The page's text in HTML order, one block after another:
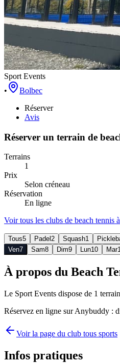
Sport Events
•
Bolbec
Réserver
Avis
Réserver un terrain de
Terrains
1
Prix
Selon créneau
Réservation
En ligne
Voir tous les clubs de beach tennis à
Tous5 Padel 2 Squash1
Ven7 Sam8 Dim9 Lun10 Mar
À propos du Beach
Le Sport Events dispose de 1
Réservez en ligne sur Anybuddy :
Voir la page du club tous sports
Infos pratiques